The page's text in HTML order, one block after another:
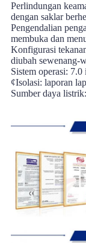
Perlindungan
dengan saklar
Pengendalian
membuka dan
Konfigurasi
diubah sewenang-
Sistem operasi:
¢Isolasi: laporan
Sumber daya